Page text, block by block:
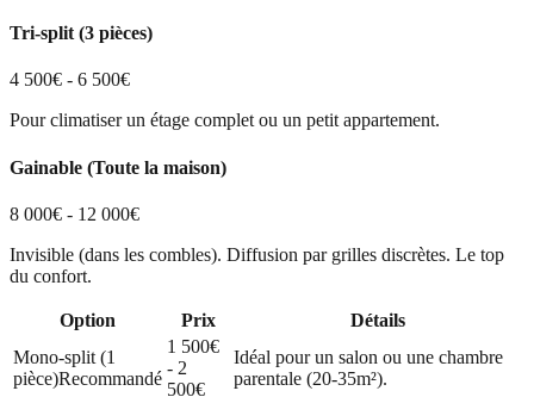
Tri-split (3 pièces)
4 500€ - 6 500€
Pour climatiser un étage complet ou un petit appartement.
Gainable (Toute la maison)
8 000€ - 12 000€
Invisible (dans les combles). Diffusion par grilles discrètes. Le top
du confort.
Option Prix
Détails
Mono-split (1
pièce)Recommandé
1 500€
- 2
500€
Idéal pour un salon ou une chambre
parentale (20-35m²).